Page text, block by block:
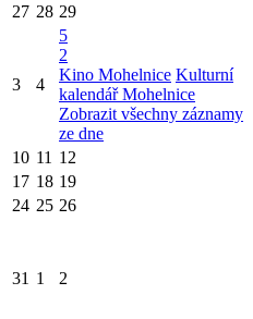
27 28 29
3 4
5
2
Kino Mohelnice Kulturní
kalendář Mohelnice
Zobrazit všechny záznamy
ze dne
10 11 12
17 18 19
24 25 26
31 1 2